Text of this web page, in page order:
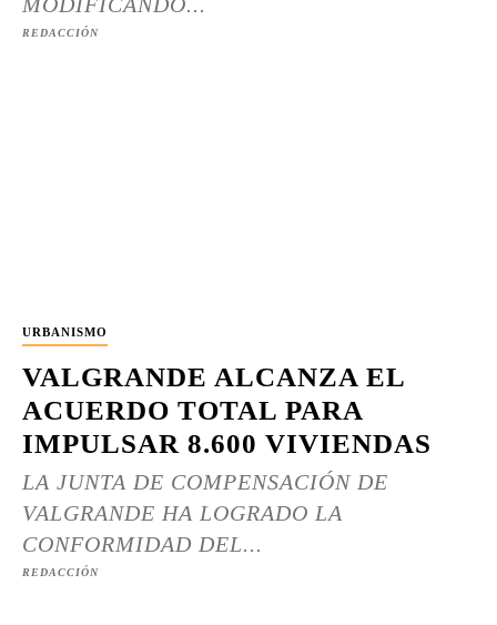
REDACCIÓN
URBANISMO
VALGRANDE ALCANZA EL
ACUERDO TOTAL PARA
IMPULSAR 8.600 VIVIENDAS
LA JUNTA DE COMPENSACIÓN DE
VALGRANDE HA LOGRADO LA
CONFORMIDAD DEL...
REDACCIÓN